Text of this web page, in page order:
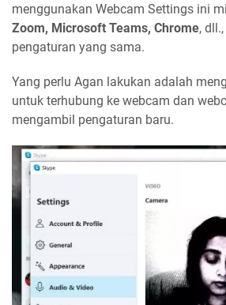
menggunakan Webcam Settings ini
Zoom, Microsoft Teams, Chrome,
pengaturan yang sama.
Yang perlu Agan lakukan adalah
untuk terhubung ke webcam dan
mengambil pengaturan baru.